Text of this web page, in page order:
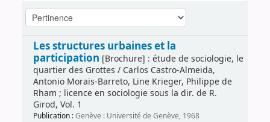
Les structures urbaines et la
participation [Brochure] : étude de sociologie, le
quartier des Grottes / Carlos Castro-Almeida,
Antonio Morais-Barreto, Line Krieger, Philippe de
Rham ; licence en sociologie sous la dir. de R.
Girod, Vol. 1
Publication :Genève : Université de Genève, 1968